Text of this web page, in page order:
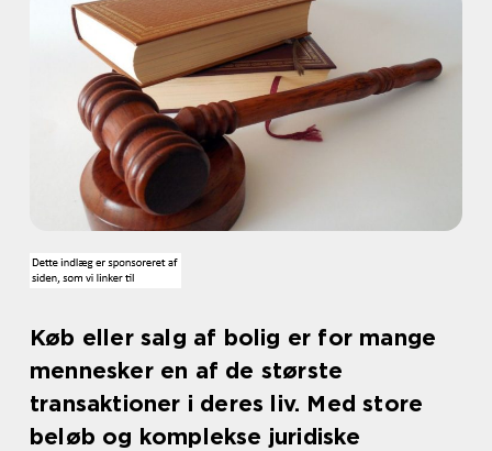
Køb eller salg af bolig er for mange
mennesker en af de største
transaktioner i deres liv. Med store
beløb og komplekse juridiske